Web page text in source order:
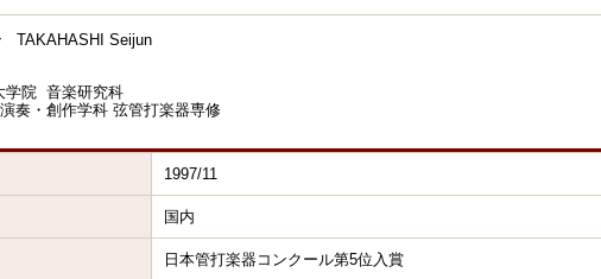
TAKAHASHI Seijun
学院 音楽研究科
奏・創作学科 弦管打楽器専修
1997/11
国内
日本管打楽器コンクール第5位入賞